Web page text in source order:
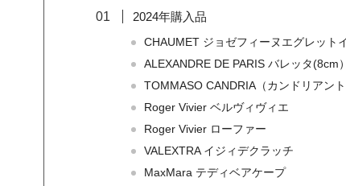
2024年購入品
CHAUMET ジョゼフィーヌエグレット
ALEXANDRE DE PARIS バレッタ(8cm）
TOMMASO CANDRIA（カンドリアン
Roger Vivier ベルヴィヴィエ
Roger Vivier ローファー
VALEXTRA イジィデクラッチ
MaxMara テディベアケープ